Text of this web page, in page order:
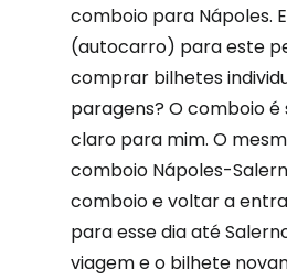
comboio para Nápoles.
(autocarro) para este
comprar bilhetes
paragens? O comboio é
claro para mim. O
comboio Nápoles-
comboio e voltar a
para esse dia até
viagem e o bilhete